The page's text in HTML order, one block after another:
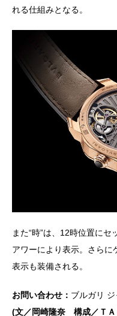
れる仕組みとなる。
また“時”は、12時位置に
アワーにより表示。さら
表示も装備される。
お問い合わせ： ブルガリ
(文／岡崎隆奈 構成／ＴＡ